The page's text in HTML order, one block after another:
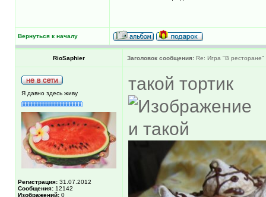
Вернуться к началу
RioSaphier Заголовок сообщения: Re: Игра "В ресторане"
Я давно здесь живу
Регистрация: 31.07.2012
Сообщения: 12142
Изображений: 0
такой тортик
и такой